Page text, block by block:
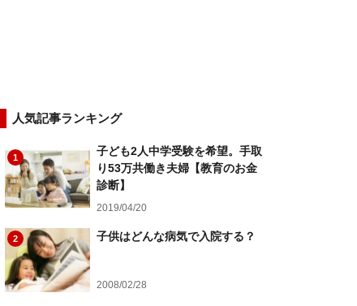
人気記事ランキング
1
子ども2人中学受験を希望。手取
り53万共働き夫婦【教育のお金
診断】
2019/04/20
2 子供はどんな病気で入院する？
2008/02/28